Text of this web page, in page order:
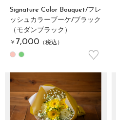
Signature Color Bouquet/フレ
ッシュカラーブーケ/ブラック
（モダンブラック）
￥ 7,000 （税込）
♡